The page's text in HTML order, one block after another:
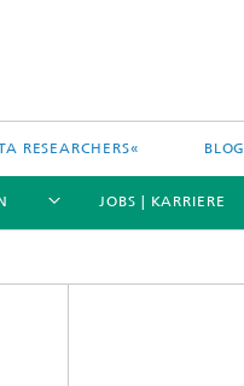
RESEARCHERS« BLOG
JOBS | KARRIERE